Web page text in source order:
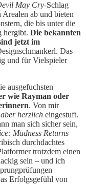
May Cry-Schlag
Arealen ab und bieten
die bis unter die
hergibt. Die bekannten
jetzt im
Das
und für Vielspieler
ausgefuchsten
wie Rayman oder
. Von mir
herzlich eingestuft.
man sich sicher sein,
Madness Returns
durchdachtes
trotzdem einen
sein – und ich
Erfolgsgefühl von